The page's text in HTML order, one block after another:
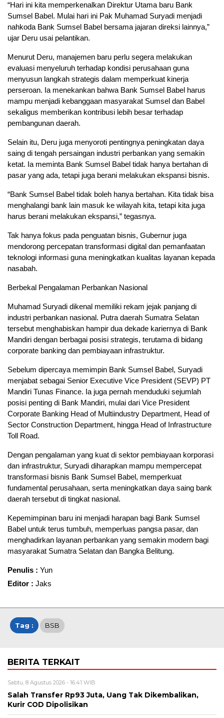
“Hari ini kita memperkenalkan Direktur Utama baru Bank
Sumsel Babel. Mulai hari ini Pak Muhamad Suryadi menjadi
nahkoda Bank Sumsel Babel bersama jajaran direksi lainnya,”
ujar Deru usai pelantikan.
Menurut Deru, manajemen baru perlu segera melakukan
evaluasi menyeluruh terhadap kondisi perusahaan guna
menyusun langkah strategis dalam memperkuat kinerja
perseroan. Ia menekankan bahwa Bank Sumsel Babel harus
mampu menjadi kebanggaan masyarakat Sumsel dan Babel
sekaligus memberikan kontribusi lebih besar terhadap
pembangunan daerah.
Selain itu, Deru juga menyoroti pentingnya peningkatan daya
saing di tengah persaingan industri perbankan yang semakin
ketat. Ia meminta Bank Sumsel Babel tidak hanya bertahan di
pasar yang ada, tetapi juga berani melakukan ekspansi bisnis.
“Bank Sumsel Babel tidak boleh hanya bertahan. Kita tidak bisa
menghalangi bank lain masuk ke wilayah kita, tetapi kita juga
harus berani melakukan ekspansi,” tegasnya.
Tak hanya fokus pada penguatan bisnis, Gubernur juga
mendorong percepatan transformasi digital dan pemanfaatan
teknologi informasi guna meningkatkan kualitas layanan kepada
nasabah.
Berbekal Pengalaman Perbankan Nasional
Muhamad Suryadi dikenal memiliki rekam jejak panjang di
industri perbankan nasional. Putra daerah Sumatra Selatan
tersebut menghabiskan hampir dua dekade kariernya di Bank
Mandiri dengan berbagai posisi strategis, terutama di bidang
corporate banking dan pembiayaan infrastruktur.
Sebelum dipercaya memimpin Bank Sumsel Babel, Suryadi
menjabat sebagai Senior Executive Vice President (SEVP) PT
Mandiri Tunas Finance. Ia juga pernah menduduki sejumlah
posisi penting di Bank Mandiri, mulai dari Vice President
Corporate Banking Head of Multiindustry Department, Head of
Sector Construction Department, hingga Head of Infrastructure
Toll Road.
Dengan pengalaman yang kuat di sektor pembiayaan korporasi
dan infrastruktur, Suryadi diharapkan mampu mempercepat
transformasi bisnis Bank Sumsel Babel, memperkuat
fundamental perusahaan, serta meningkatkan daya saing bank
daerah tersebut di tingkat nasional.
Kepemimpinan baru ini menjadi harapan bagi Bank Sumsel
Babel untuk terus tumbuh, memperluas pangsa pasar, dan
menghadirkan layanan perbankan yang semakin modern bagi
masyarakat Sumatra Selatan dan Bangka Belitung.
Penulis : Yun
Editor : Jaks
Tag : BSB
BERITA TERKAIT
Sabtu, 8 Agustus 2026 - 16:41 WIB
Salah Transfer Rp93 Juta, Uang Tak Dikembalikan,
Kurir COD Dipolisikan